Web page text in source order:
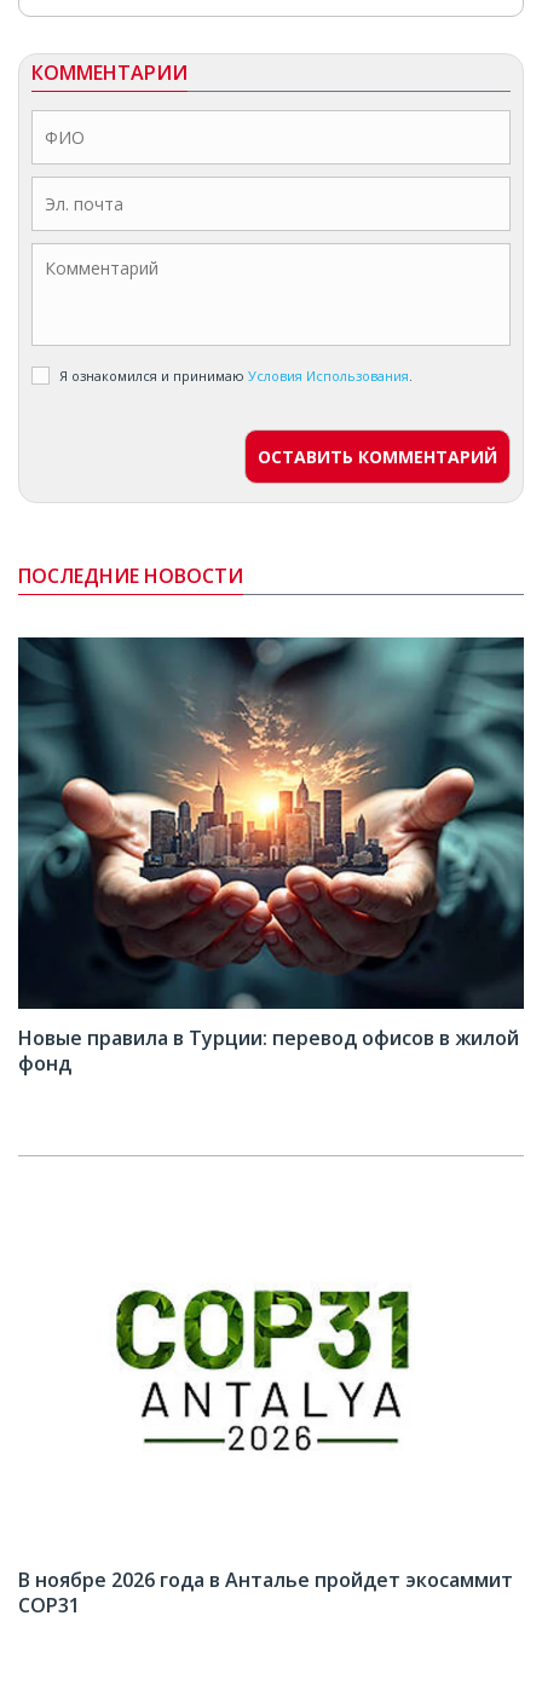
КОММЕНТАРИИ
Я ознакомился и принимаю Условия Использования.
ОСТАВИТЬ КОММЕНТАРИЙ
ПОСЛЕДНИЕ НОВОСТИ
Новые правила в Турции: перевод офисов в жилой
фонд
В ноябре 2026 года в Анталье пройдет экосаммит
COP31